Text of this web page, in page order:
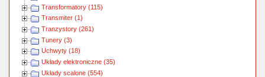
Transformatory (115)
Transmiter (1)
Tranzystory (261)
Tunery (3)
Uchwyty (18)
Układy elektroniczne (35)
Układy scalone (554)